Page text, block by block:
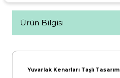
Ürün Bilgisi
Yuvarlak Kenarları Taşlı